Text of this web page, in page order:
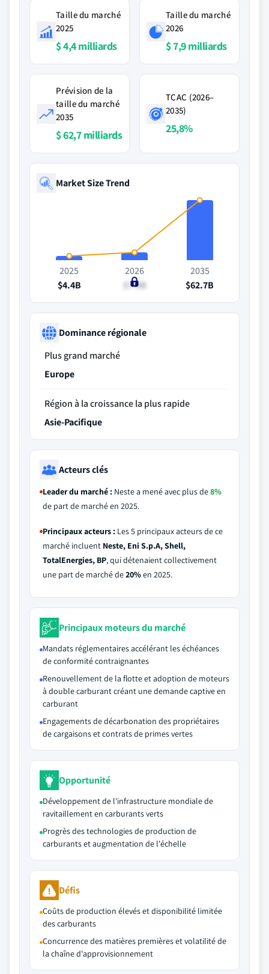
Taille du marché
2025
$ 4,4 milliards
Taille du marché
2026
$ 7,9 milliards
Prévision de la
taille du marché
2035
$ 62,7 milliards
TCAC (2026–
2035)
25,8%
Market Size Trend
2025
$4.4B
2026
$7.9B
2035
$62.7B
Dominance régionale
Plus grand marché
Europe
Région à la croissance la plus rapide
Asie-Pacifique
Acteurs clés
Leader du marché : Neste a mené avec plus de8%
de part de marché en 2025.
Principaux acteurs : Les 5 principaux acteurs de ce
marché incluent Neste, Eni S.p.A, Shell,
TotalEnergies, BP, qui détenaient collectivement
une part de marché de20%en 2025.
Principaux moteurs du marché
Mandats réglementaires accélérant les échéances
de conformité contraignantes
Renouvellement de la flotte et adoption de moteurs
à double carburant créant une demande captive en
carburant
Engagements de décarbonation des propriétaires
de cargaisons et contrats de primes vertes
Opportunité
Développement de l'infrastructure mondiale de
ravitaillement en carburants verts
Progrès des technologies de production de
carburants et augmentation de l'échelle
Défis
Coûts de production élevés et disponibilité limitée
des carburants
Concurrence des matières premières et volatilité de
la chaîne d'approvisionnement